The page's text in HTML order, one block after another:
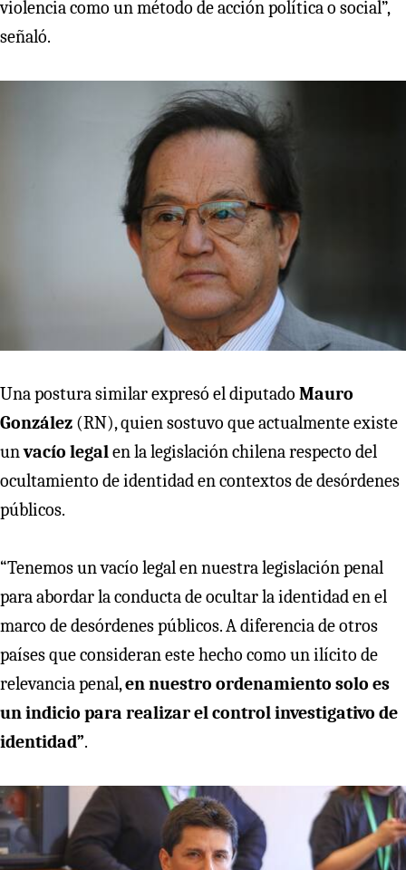
violencia como un método de acción política o social”,
señaló.
Una postura similar expresó el diputado Mauro
González (RN), quien sostuvo que actualmente existe
unvacío legalen la legislación chilena respecto del
ocultamiento de identidad en contextos de desórdenes
públicos.
“Tenemos un vacío legal en nuestra legislación penal
para abordar la conducta de ocultar la identidad en el
marco de desórdenes públicos. A diferencia de otros
países que consideran este hecho como un ilícito de
relevancia penal,en nuestro ordenamiento solo es
un indicio para realizar el control investigativo de
identidad”.